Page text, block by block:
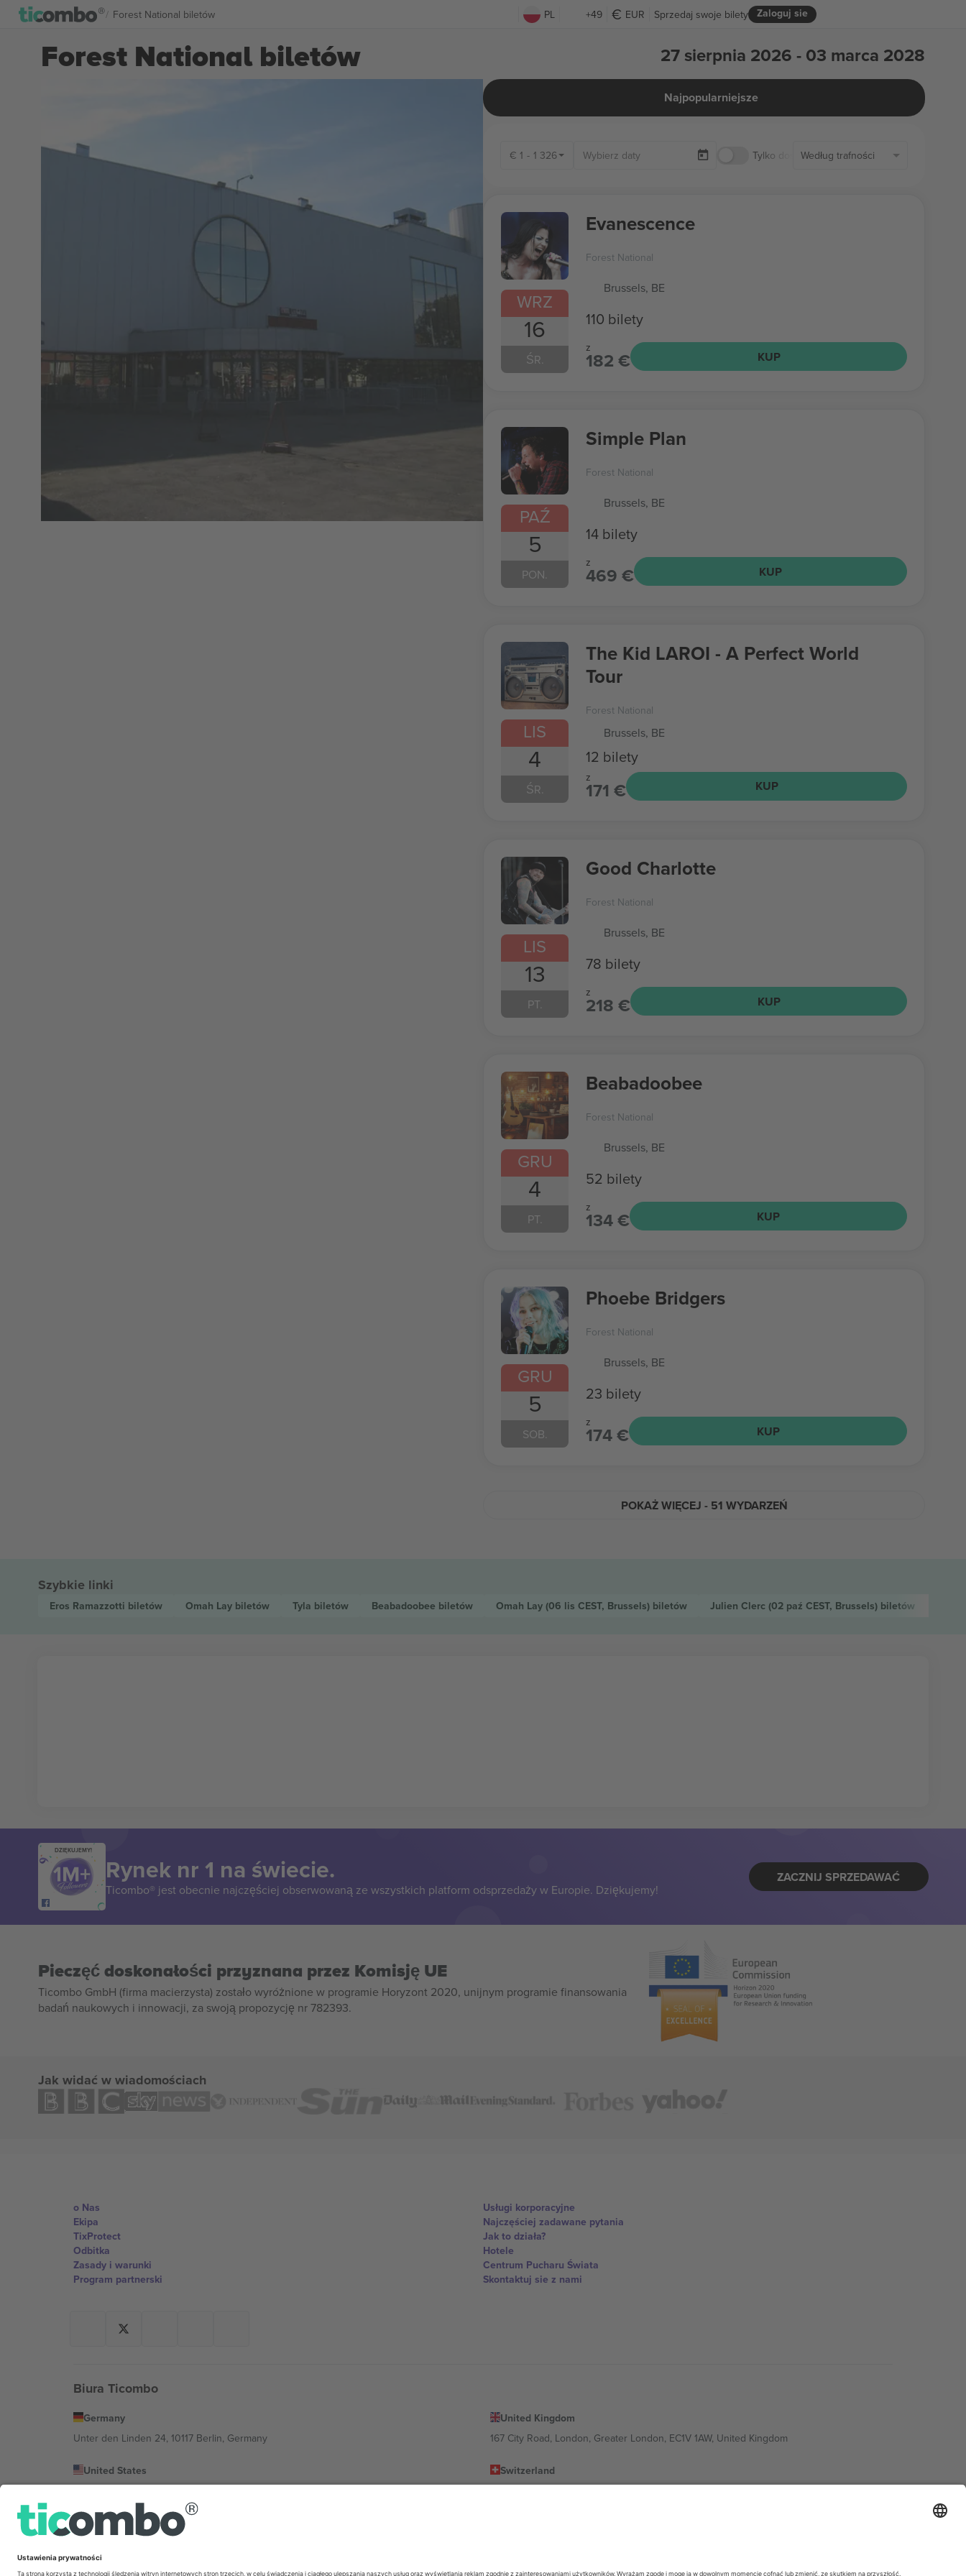
Forest National biletów PL +49 EUR Zaloguj sie
Sprzedaj swoje bilety
Forest National biletów 27 sierpnia 2026 - 03 marca 2028
Najpopularniejsze
€ 1 - 1 326 Tylko dostępne bilety
Według trafności
WRZ
16
ŚR.
Evanescence
Forest National
Brussels, BE
110 bilety
z
182 € KUP
PAŹ
5
PON.
Simple Plan
Forest National
Brussels, BE
14 bilety
z
469 € KUP
LIS
4
ŚR.
The Kid LAROI - A Perfect World
Tour
Forest National
Brussels, BE
12 bilety
z
171 € KUP
LIS
13
PT.
Good Charlotte
Forest National
Brussels, BE
78 bilety
z
218 € KUP
GRU
4
PT.
Beabadoobee
Forest National
Brussels, BE
52 bilety
z
134 € KUP
GRU
5
SOB.
Phoebe Bridgers
Forest National
Brussels, BE
23 bilety
z
174 € KUP
POKAŻ WIĘCEJ - 51 WYDARZEŃ
Szybkie linki
Eros Ramazzotti biletów Omah Lay biletów Tyla biletów Beabadoobee biletów Omah Lay (06 lis CEST, Brussels) biletów Julien Clerc (02 paź CEST, Brussels) biletów
DZIĘKUJEMY!
Rynek nr 1 na świecie.
Ticombo® jest obecnie najczęściej obserwowaną ze wszystkich platform odsprzedaży w Europie. Dziękujemy!
ZACZNIJ SPRZEDAWAĆ
Pieczęć doskonałości przyznana przez Komisję UE
Ticombo GmbH (firma macierzysta) zostało wyróżnione w programie Horyzont 2020, unijnym programie finansowania
badań naukowych i innowacji, za swoją propozycję nr 782393.
Jak widać w wiadomościach
o Nas
Ekipa
TixProtect
Odbitka
Zasady i warunki
Program partnerski
Usługi korporacyjne
Najczęściej zadawane pytania
Jak to działa?
Hotele
Centrum Pucharu Świata
Skontaktuj sie z nami
Biura Ticombo
Germany
Unter den Linden 24, 10117 Berlin, Germany
United Kingdom
167 City Road, London, Greater London, EC1V 1AW, United Kingdom
United States
Switzerland
Bulgaria